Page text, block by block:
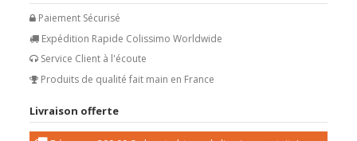
Paiement Sécurisé
Expédition Rapide Colissimo Worldwide
Service Client à l'écoute
Produits de qualité fait main en France
Livraison offerte